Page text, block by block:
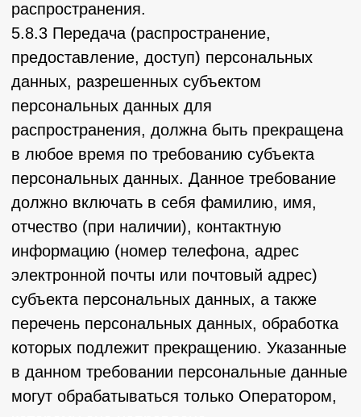
правовые акты в сфере защиты
персональных данных;
– согласия Пользователей на обработку их
персональных данных, на обработку
персональных данных, разрешенных для
8.2. Оператор обрабатывает персональные
данные Пользователя только в случае их
заполнения и/или отправки Пользователем
самостоятельно через специальные формы,
расположенные на сайте
https://kergenez.tilda.ws/ или направленные
Оператору посредством электронной почты.
Заполняя соответствующие формы и/или
отправляя свои персональные данные
Оператору, Пользователь выражает свое
согласие с данной Политикой.
8.3. Оператор обрабатывает обезличенные
данные о Пользователе в случае, если это
Пользователя (включено сохранение
файлов «cookie» и использование
технологии JavaScript).
8.4. Субъект персональных данных